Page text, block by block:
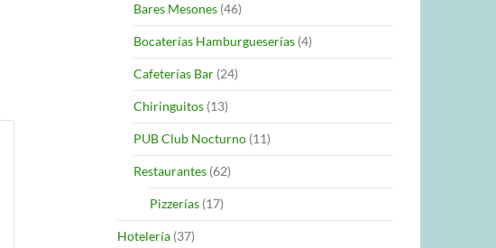
Bares Mesones (46)
Bocaterías Hamburgueserías (4)
Cafeterías Bar (24)
Chiringuitos (13)
PUB Club Nocturno (11)
Restaurantes (62)
Pizzerías (17)
Hotelería (37)